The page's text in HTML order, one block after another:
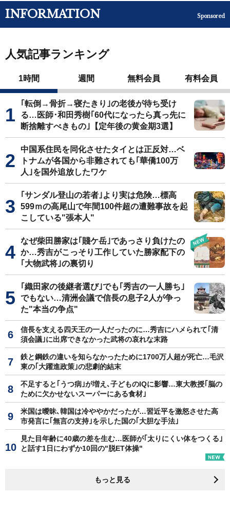
INFORMATION Sponsored
人気記事ランキング
1時間 週間 無料会員 有料会員
｢転倒→骨折→寝たきり｣の老後が待ち受け
る…医師･和田秀樹｢60代になったら真っ先に
断捨離すべきもの｣【定年後の黄金期3選】
中国系住民を同化させたタイとは正反対…ベ
トナムが各国から非難されても｢華僑100万
人｣を国外追放したワケ
｢サンダル登山の若者｣より実は危険…標高
599ｍの高尾山で年間100件超の遭難事故を起
こしている"張本人"
なぜ柴田勝家は｢賤ケ岳｣であっさり負けたの
か…秀吉がこっそり工作していた勝家配下の
｢大物武将｣の裏切り
｢織田家の後継者選び｣でも｢秀吉の一人勝ち｣
でもない…清洲会議で信長の息子2人が争っ
た"本当の争点"
信長を支える四天王の一人だったのに…秀吉にハメられて｢清
須会議｣に出席できなかった武将の哀れな末路
鉄と鋼鉄の違いを知らなかったために1700万人超が死亡…毛沢
東の｢大躍進政策｣の悲劇的結末
不足すると｢うつ病｣が増え､子どものIQに影響…東大教授｢脳の
ために欠かせないスーパーにある食材｣
米国は曖昧､韓国は冷ややかだったが…習近平を激怒させた高
市発言に｢無言の支持｣を示した国の｢大胆な手法｣
見た目年齢に40歳の差を生む…医師が｢太りにくい体をつくる｣
と話す1日にわずか10回の"脱ET体操"
もっと見る